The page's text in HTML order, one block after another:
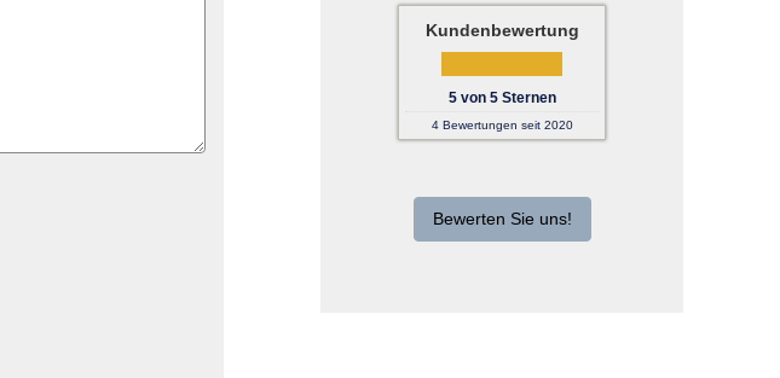
Kundenbewertung
5von 5Sternen
4Bewertungen seit 2020
Bewerten Sie uns!